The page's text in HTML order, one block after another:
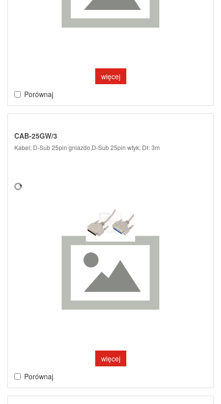
więcej
Porównaj
CAB-25GW/3
Kabel; D-Sub 25pin gniazdo,D-Sub 25pin wtyk; Dł: 3m
więcej
Porównaj